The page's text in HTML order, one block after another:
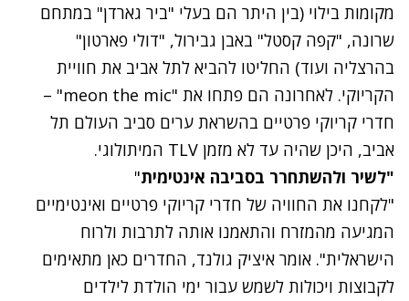
מקומות בילוי (בין היתר הם בעלי "ביר גארדן" במתחם
שרונה, "קפה קסטל" באבן גבירול, "דולי פארטון"
בהרצליה ועוד) החליטו להביא לתל אביב את חוויית
הקריוקי. לאחרונה הם פתחו את "meon the mic
" –
חדרי קריוקי פרטיים בהשראת ערים סביב העולם תל
אביב, היכן שהיה עד לא מזמן TLV המיתולוגי.
"לשיר ולהשתחרר בסביבה אינטימית"
"לקחנו את החוויה של חדרי קריוקי פרטיים ואינטימיים
המגיעה מהמזרח והתאמנו אותה לתרבות ולרוח
הישראלית". אומר איציק גולנד, החדרים כאן מתאימים
לקבוצות ויכולות לשמש עבור ימי הולדת לילדים